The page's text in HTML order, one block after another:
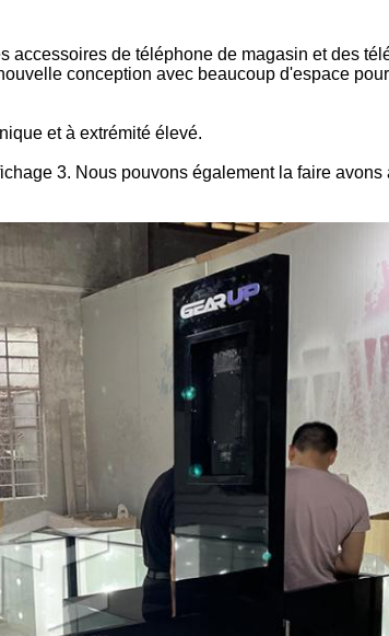
de téléphone de magasin et des
conception avec beaucoup d'espace
et à extrémité élevé.
3. Nous pouvons également la faire